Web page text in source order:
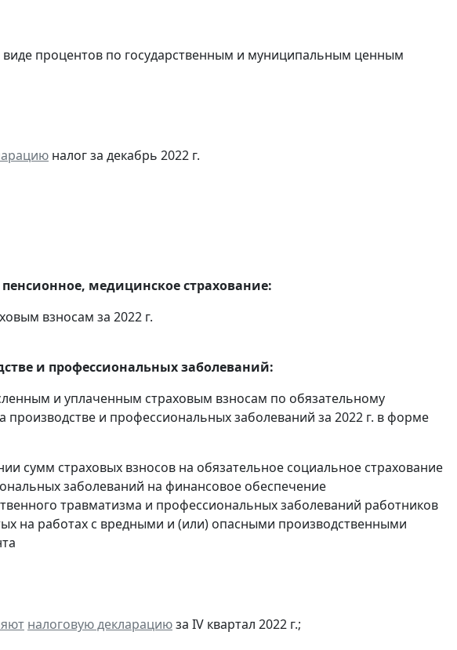
виде процентов по государственным и муниципальным ценным
налог за декабрь 2022 г.
медицинское страхование:
взносам за 2022 г.
и профессиональных заболеваний:
и уплаченным страховым взносам по обязательному
производстве и профессиональных заболеваний за 2022 г. в форме
сумм страховых взносов на обязательное социальное страхование
заболеваний на финансовое обеспечение
травматизма и профессиональных заболеваний работников
на работах с вредными и (или) опасными производственными
налоговую декларациюза IV квартал 2022 г.;